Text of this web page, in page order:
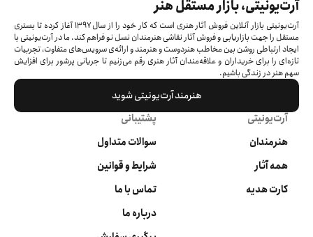
آرت‌یونیتی، بازار مستقل هنر
آرت‌یونیتی بازار آنلاین فروش آثار هنری است که کار خود را از سال ۱۳۹۷ آغاز کرده‌ تا بستری
مستقل را جهت بازاریابی و فروش آثار نقاشی هنرمندان نسل نو فراهم کند. ما در آرت‌یونیتی با
ایجاد ارتباطی روشن بین مخاطب هنردوست و هنرمند و ارائه‌ی سرویس‌های متفاوت، تجربیات
تازه‌ای را برای خریداران و علاقه‌مندان آثار هنری رقم می‌زنیم تا جریانی پرشور برای افزایش
سهم هنر در زندگی باشیم.
هنرمند آرت‌یونیتی شوید
آرت‌یونیتی
هنرمندان
همه آثار
کارت هدیه
پشتیبانی
سوالات متداول
شرایط و قوانین
تماس با ما
درباره ما